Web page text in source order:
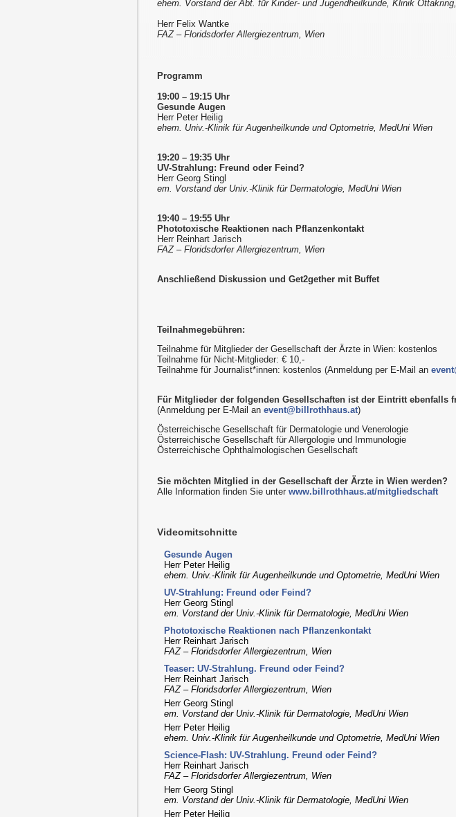
ehem. Vorstand der Abt. für Kinder- und Jugendheilkunde, Klinik
Herr Felix Wantke
FAZ – Floridsdorfer Allergiezentrum, Wien
Programm
19:00 – 19:15 Uhr
Gesunde Augen
Herr Peter Heilig
ehem. Univ.-Klinik für Augenheilkunde und Optometrie, MedUni Wien
19:20 – 19:35 Uhr
UV-Strahlung: Freund oder Feind?
Herr Georg Stingl
em. Vorstand der Univ.-Klinik für Dermatologie, MedUni Wien
19:40 – 19:55 Uhr
Phototoxische Reaktionen nach Pflanzenkontakt
Herr Reinhart Jarisch
FAZ – Floridsdorfer Allergiezentrum, Wien
Anschließend Diskussion und Get2gether mit Buffet
Teilnahmegebühren:
Teilnahme für Mitglieder der Gesellschaft der Ärzte in Wien: kostenlos
Teilnahme für Nicht-Mitglieder: € 10,-
Teilnahme für Journalist*innen: kostenlos (Anmeldung per E-Mail an
Für Mitglieder der folgenden Gesellschaften ist der Eintritt ebenfalls
(Anmeldung per E-Mail an event@billrothhaus.at)
Österreichische Gesellschaft für Dermatologie und Venerologie
Österreichische Gesellschaft für Allergologie und Immunologie
Österreichische Ophthalmologischen Gesellschaft
Sie möchten Mitglied in der Gesellschaft der Ärzte in Wien werden?
Alle Information finden Sie unter www.billrothhaus.at/mitgliedschaft
Videomitschnitte
Gesunde Augen
Herr Peter Heilig
ehem. Univ.-Klinik für Augenheilkunde und Optometrie, MedUni Wien
UV-Strahlung: Freund oder Feind?
Herr Georg Stingl
em. Vorstand der Univ.-Klinik für Dermatologie, MedUni Wien
Phototoxische Reaktionen nach Pflanzenkontakt
Herr Reinhart Jarisch
FAZ – Floridsdorfer Allergiezentrum, Wien
Teaser: UV-Strahlung. Freund oder Feind?
Herr Reinhart Jarisch
FAZ – Floridsdorfer Allergiezentrum, Wien
Herr Georg Stingl
em. Vorstand der Univ.-Klinik für Dermatologie, MedUni Wien
Herr Peter Heilig
ehem. Univ.-Klinik für Augenheilkunde und Optometrie, MedUni Wien
Science-Flash: UV-Strahlung. Freund oder Feind?
Herr Reinhart Jarisch
FAZ – Floridsdorfer Allergiezentrum, Wien
Herr Georg Stingl
em. Vorstand der Univ.-Klinik für Dermatologie, MedUni Wien
Herr Peter Heilig